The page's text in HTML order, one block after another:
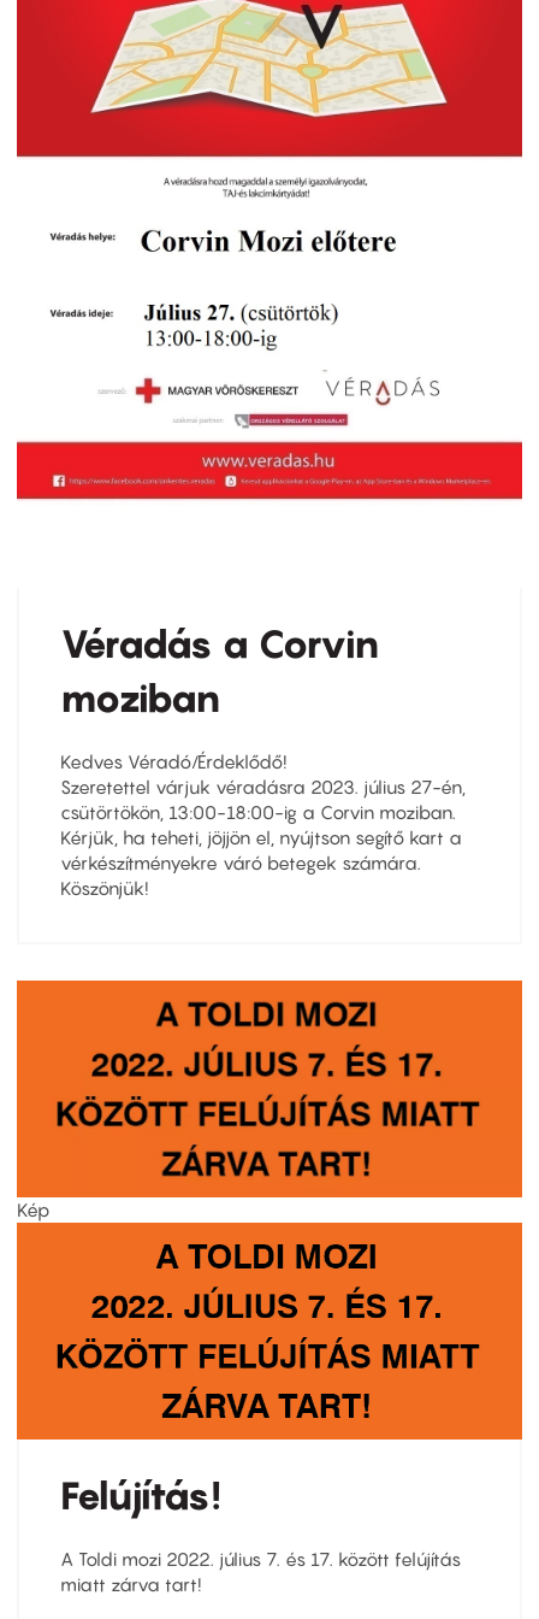
Véradás a Corvin
moziban
Kedves Véradó/Érdeklődő!
Szeretettel várjuk véradásra 2023. július 27-én,
csütörtökön, 13:00-18:00-ig a Corvin moziban.
Kérjük, ha teheti, jöjjön el, nyújtson segítő kart a
vérkészítményekre váró betegek számára.
Köszönjük!
Kép
Felújítás!
A Toldi mozi 2022. július 7. és 17. között felújítás
miatt zárva tart!